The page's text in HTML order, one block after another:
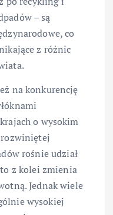
– są
co
z różnic
na konkurencję
o wysokim
rośnie udział
z kolei zmienia
Jednak wiele
wysokiej